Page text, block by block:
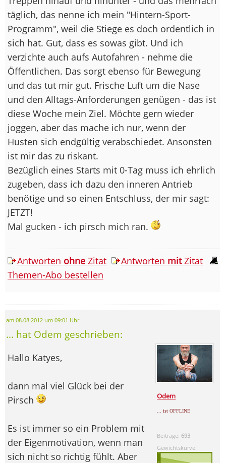
täglich, das nenne ich mein "Hintern-Sport-
Programm", weil die Stiege es doch ordentlich in
sich hat. Gut, dass es sowas gibt. Und ich
verzichte auch aufs Autofahren - nehme die
Öffentlichen. Das sorgt ebenso für Bewegung
und das tut mir gut. Frische Luft um die Nase
und den Alltags-Anforderungen genügen - das ist
diese Woche mein Ziel. Möchte gern wieder
joggen, aber das mache ich nur, wenn der
Husten sich endgültig verabschiedet. Ansonsten
ist mir das zu riskant.
Bezüglich eines Starts mit 0-Tag muss ich ehrlich
zugeben, dass ich dazu den inneren Antrieb
benötige und so einen Entschluss, der mir sagt:
JETZT!
Mal gucken - ich pirsch mich ran.
Antworten ohne Zitat Antworten mitZitat
Themen-Abo bestellen
am 08.08.2012 um 09:01 Uhr
... hat Odem geschrieben:
Odem
... ist OFFLINE
Beiträge: 693
Gewichtskurve:
Hallo Katyes,
dann mal viel Glück bei der
Pirsch
Es ist immer so ein Problem mit
der Eigenmotivation, wenn man
sich nicht so richtig fühlt. Aber